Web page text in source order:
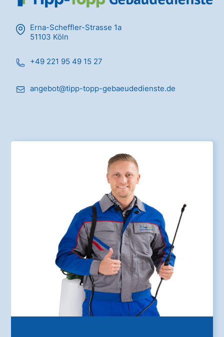
Erna-Scheffler-Strasse 1a
51103 Köln
+49 221 95 49 15 27
angebot@tipp-topp-gebaeudedienste.de